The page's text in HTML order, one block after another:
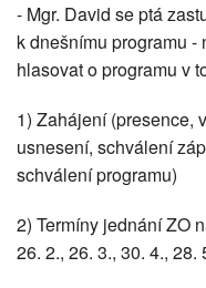
- Mgr. David se ptá
k dnešnímu programu
hlasovat o programu v
1) Zahájení (presence,
usnesení, schválení
schválení programu)
2) Termíny jednání ZO
26. 2., 26. 3., 30. 4., 28.